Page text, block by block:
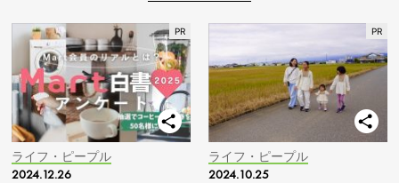
ライフ・ピープル
2024.12.26
ライフ・ピープル
2024.10.25